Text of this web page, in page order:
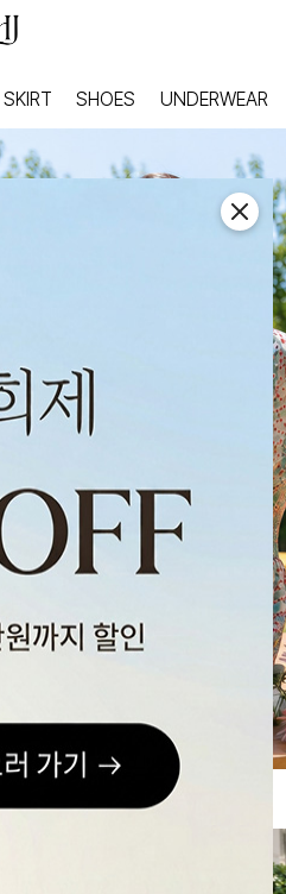
INNER
이너웨어
1+1
SKIRT SHOES UNDERWEAR